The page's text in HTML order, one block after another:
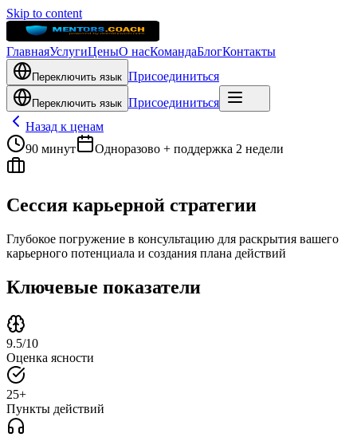
Skip to content
ГлавнаяУслугиЦеныО насКомандаБлогКонтакты
Переключить язык Присоединиться
Переключить язык Присоединиться
Назад к ценам
90 минут
Одноразово + поддержка 2 недели
Сессия карьерной стратегии
Глубокое погружение в консультацию для раскрытия вашего
карьерного потенциала и создания плана действий
Ключевые показатели
9.5/10
Оценка ясности
25+
Пункты действий